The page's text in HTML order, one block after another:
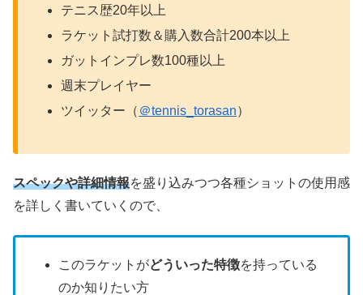
テニス歴20年以上
ラケット試打数＆購入数合計200本以上
ガットインプレ数100種以上
週末プレイヤー
ツイッター（ ＠tennis_torasan）
スペックや詳細情報を盛り込みつつ各種ショットの使用感
を詳しく書いていくので、
このラケットがどういった特徴を持っている
のか知りたい方